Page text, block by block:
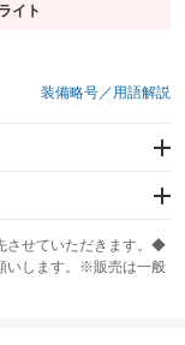
イト
り
装備略号／用語解説
させていただきます。◆
いします。※販売は一般